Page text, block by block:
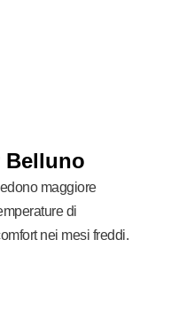
Belluno
maggiore
di
nei mesi freddi.